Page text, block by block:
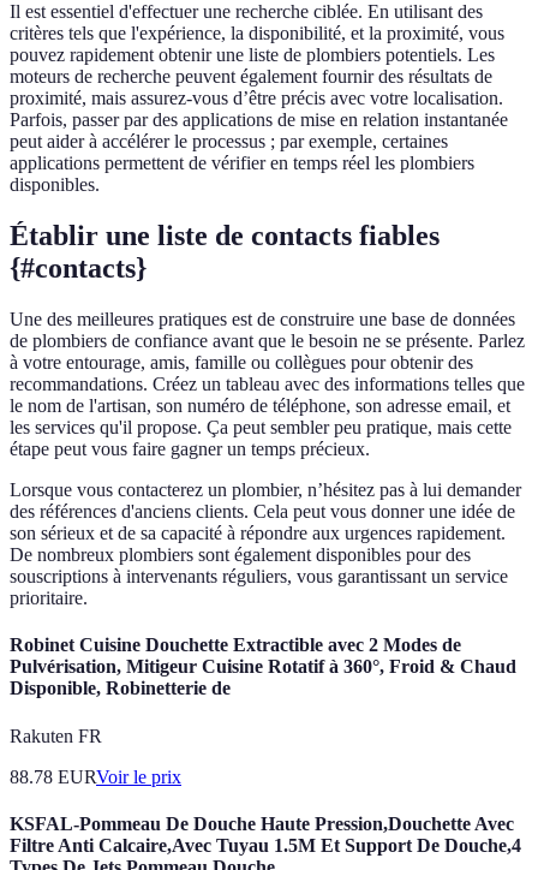
Il est essentiel d'effectuer une recherche ciblée. En utilisant des
critères tels que l'expérience, la disponibilité, et la proximité, vous
pouvez rapidement obtenir une liste de plombiers potentiels. Les
moteurs de recherche peuvent également fournir des résultats de
proximité, mais assurez-vous d’être précis avec votre localisation.
Parfois, passer par des applications de mise en relation instantanée
peut aider à accélérer le processus ; par exemple, certaines
applications permettent de vérifier en temps réel les plombiers
disponibles.
Établir une liste de contacts fiables
{#contacts}
Une des meilleures pratiques est de construire une base de données
de plombiers de confiance avant que le besoin ne se présente. Parlez
à votre entourage, amis, famille ou collègues pour obtenir des
recommandations. Créez un tableau avec des informations telles que
le nom de l'artisan, son numéro de téléphone, son adresse email, et
les services qu'il propose. Ça peut sembler peu pratique, mais cette
étape peut vous faire gagner un temps précieux.
Lorsque vous contacterez un plombier, n’hésitez pas à lui demander
des références d'anciens clients. Cela peut vous donner une idée de
son sérieux et de sa capacité à répondre aux urgences rapidement.
De nombreux plombiers sont également disponibles pour des
souscriptions à intervenants réguliers, vous garantissant un service
prioritaire.
Robinet Cuisine Douchette Extractible avec 2 Modes de
Pulvérisation, Mitigeur Cuisine Rotatif à 360°, Froid & Chaud
Disponible, Robinetterie de
Rakuten FR
88.78 EURVoir le prix
KSFAL-Pommeau De Douche Haute Pression,Douchette Avec
Filtre Anti Calcaire,Avec Tuyau 1.5M Et Support De Douche,4